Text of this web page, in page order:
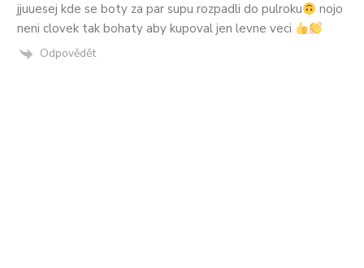
jjuuesej kde se boty za par supu rozpadli do pulroku
nojo
neni clovek tak bohaty aby kupoval jen levne veci
Odpovědět